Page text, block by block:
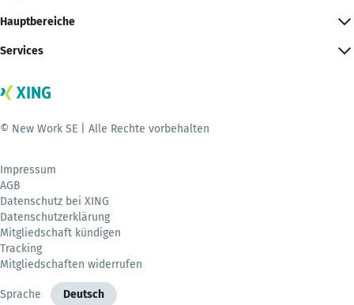
Hauptbereiche
Services
© New Work SE | Alle Rechte vorbehalten
Impressum
AGB
Datenschutz bei XING
Datenschutzerklärung
Mitgliedschaft kündigen
Tracking
Mitgliedschaften widerrufen
Sprache Deutsch